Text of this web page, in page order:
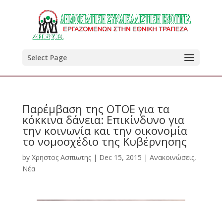
Select Page
Παρέμβαση της ΟΤΟΕ για τα
κόκκινα δάνεια: Επικίνδυνο για
την κοινωνία και την οικονομία
το νομοσχέδιο της Κυβέρνησης
by Χρηστος Ασπιωτης| Dec 15, 2015 | Ανακοινώσεις,
Νέα